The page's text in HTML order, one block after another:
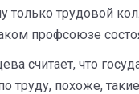
только трудовой
профсоюзе
считает, что
труду, похоже,